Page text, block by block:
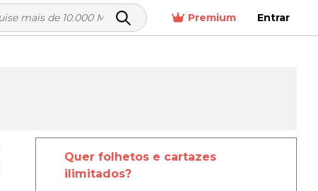
Premium Entrar
Quer folhetos e cartazes
ilimitados?